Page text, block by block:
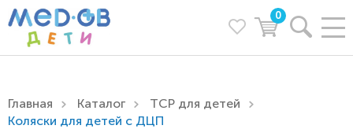
0
Главная Каталог
ТСР для детей
Коляски для детей с ДЦП